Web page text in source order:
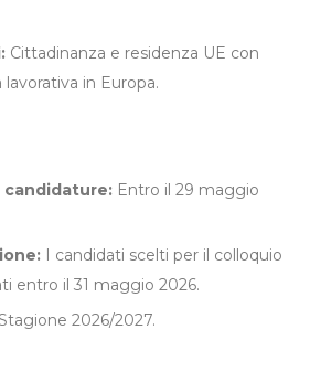
Cittadinanza e residenza UE con
in Europa.
candidature: Entro il 29 maggio
I candidati scelti per il colloquio
entro il 31 maggio 2026.
Stagione 2026/2027.